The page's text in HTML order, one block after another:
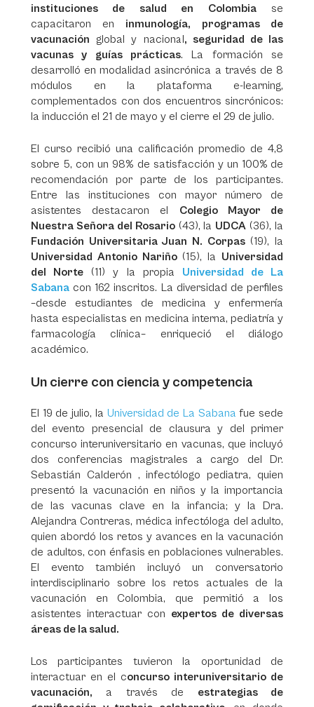
instituciones de salud en Colombiase
capacitaron en inmunología,
programas de
vacunación global y nacional, seguridad de las
vacunas y guías prácticas. La formación se
desarrolló en modalidad asincrónica a través de 8
módulos en la plataforma e-learning,
complementados con dos encuentros sincrónicos:
la inducción el 21 de mayo y el cierre el 29 de julio.
El curso recibió una calificación promedio de 4,8
sobre 5, con un 98% de satisfacción y un 100% de
recomendación por parte de los participantes.
Entre las instituciones con mayor número de
asistentes destacaron el Colegio Mayor de
Nuestra Señora del Rosario(43), la UDCA (36), la
Fundación Universitaria Juan N. Corpas(19), la
Universidad Antonio Nariño(15), la Universidad
del Norte (11) y la propia Universidad de La
Sabana con 162 inscritos. La diversidad de perfiles
–desde estudiantes de medicina y enfermería
hasta especialistas en medicina interna, pediatría y
farmacología clínica– enriqueció el diálogo
académico.
Un cierre con ciencia y competencia
El 19 de julio, la Universidad de La Sabana fue sede
del evento presencial de clausura y del primer
concurso interuniversitario en vacunas, que incluyó
dos conferencias magistrales a cargo del Dr.
Sebastián Calderón , infectólogo pediatra, quien
presentó la vacunación en niños y la importancia
de las vacunas clave en la infancia; y la Dra.
Alejandra Contreras, médica infectóloga del adulto,
quien abordó los retos y avances en la vacunación
de adultos, con énfasis en poblaciones vulnerables.
El evento también incluyó un conversatorio
interdisciplinario sobre los retos actuales de la
vacunación en Colombia, que permitió a los
asistentes interactuar con expertos de diversas
áreas de la salud.
Los participantes tuvieron la oportunidad de
interactuar en el concurso interuniversitario de
vacunación, a través de estrategias de